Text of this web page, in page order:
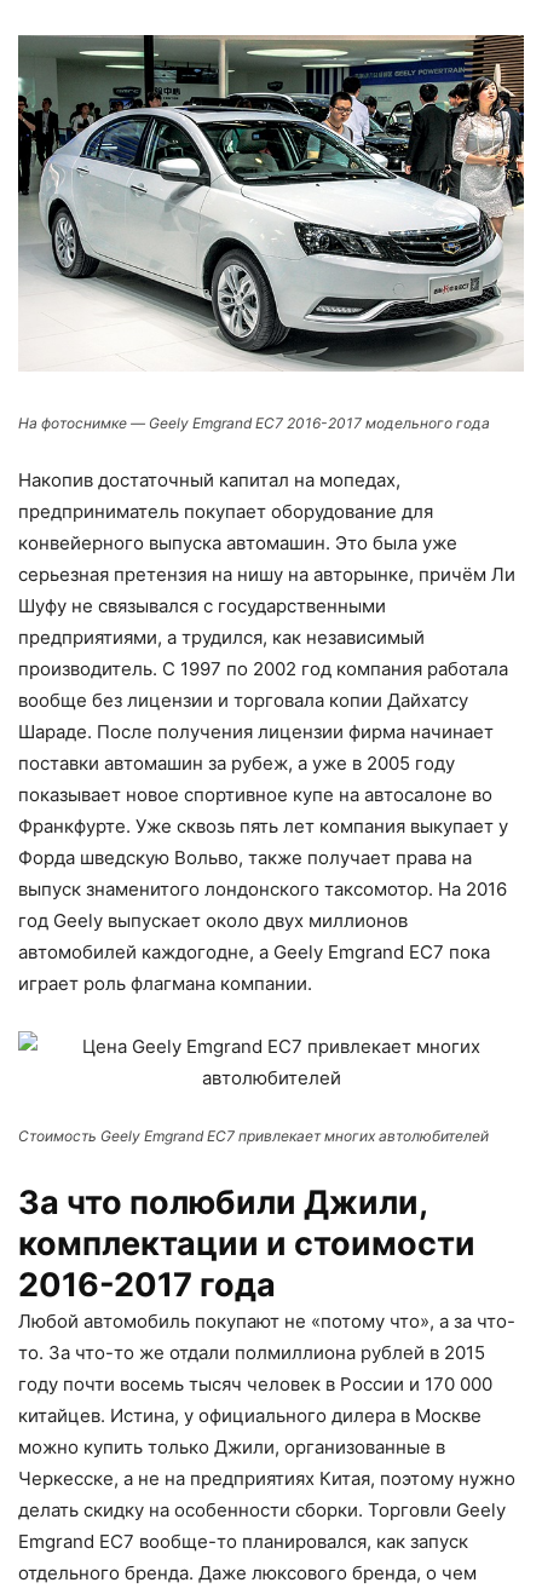
На фотоснимке — Geely Emgrand EC7 2016-2017 модельного года
Накопив достаточный капитал на мопедах,
предприниматель покупает оборудование для
конвейерного выпуска автомашин. Это была уже
серьезная претензия на нишу на авторынке, причём Ли
Шуфу не связывался с государственными
предприятиями, а трудился, как независимый
производитель. С 1997 по 2002 год компания работала
вообще без лицензии и торговала копии Дайхатсу
Шараде. После получения лицензии фирма начинает
поставки автомашин за рубеж, а уже в 2005 году
показывает новое спортивное купе на автосалоне во
Франкфурте. Уже сквозь пять лет компания выкупает у
Форда шведскую Вольво, также получает права на
выпуск знаменитого лондонского таксомотор. На 2016
год Geely выпускает около двух миллионов
автомобилей каждогодне, а Geely Emgrand EC7 пока
играет роль флагмана компании.
Стоимость Geely Emgrand EC7 привлекает многих автолюбителей
За что полюбили Джили,
комплектации и стоимости
2016-2017 года
Любой автомобиль покупают не «потому что», а за что-
то. За что-то же отдали полмиллиона рублей в 2015
году почти восемь тысяч человек в России и 170 000
китайцев. Истина, у официального дилера в Москве
можно купить только Джили, организованные в
Черкесске, а не на предприятиях Китая, поэтому нужно
делать скидку на особенности сборки. Торговли Geely
Emgrand EC7 вообще-то планировался, как запуск
отдельного бренда. Даже люксового бренда, о чем